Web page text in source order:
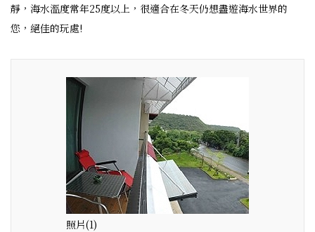
靜，海水溫度常年25度以上，很適合在冬天仍想盡遊海水世界的
您，絕佳的玩處!
照片(1)